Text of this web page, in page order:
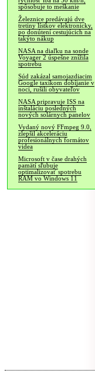
spôsobuje to meškanie
Železnice predávajú dve
tretiny lístkov elektronicky,
po donútení cestujúcich na
takýto nákup
NASA na diaľku na sonde
Voyager 2 úspešne znížila
spotrebu
Súd zakázal samojazdiacim
Google taxíkom dobíjanie v
noci, rušili obyvateľov
NASA pripravuje ISS na
inštaláciu posledných
nových solárnych panelov
Vydaný nový FFmpeg 9.0,
zlepšil akceleráciu
profesionálnych formátov
videa
Microsoft v čase drahých
pamätí sľubuje
optimalizovať spotrebu
RAM vo Windows 11